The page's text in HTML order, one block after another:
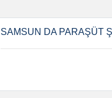
SAMSUN DA PARAŞÜT